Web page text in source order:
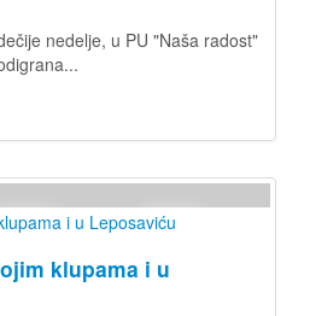
nedelje, u PU "Naša radost"
klupama i u